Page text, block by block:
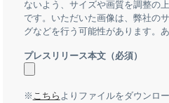
ないよう、サイズや画質を調整の
です。いただいた画像は、弊社の
グなどを行う可能性があります。
プレスリリース本文（必須）
※ こちら よりファイルをダウンロ